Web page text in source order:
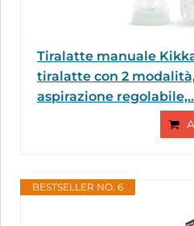
Tiralatte manuale
tiralatte con 2
aspirazione
BESTSELLER NO. 6